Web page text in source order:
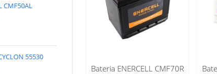
Bateria ENERCELL CMF70R
CMF50AL
55530